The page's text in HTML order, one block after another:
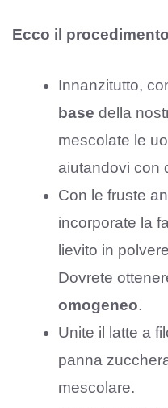
Ecco il
Innanzitutto,
base della
mescolate le
aiutandovi con
Con le fruste
incorporate la
lievito in
Dovrete
omogeneo.
Unite il latte a
panna
mescolare.